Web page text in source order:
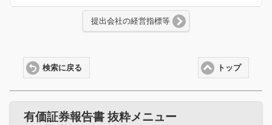
提出会社の経営指標等
トップ
検索に戻る
有価証券報告書 抜粋メニュー